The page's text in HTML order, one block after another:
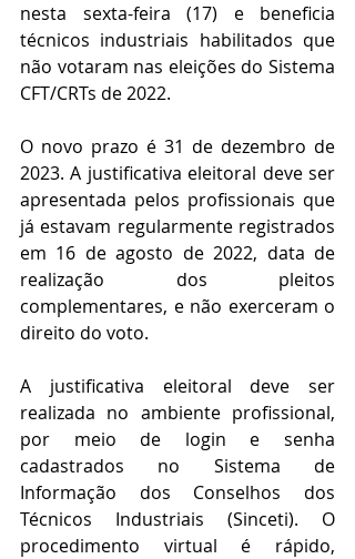
nesta sexta-feira (17) e beneficia
técnicos industriais habilitados que
não votaram nas eleições do Sistema
CFT/CRTs de 2022.
O novo prazo é 31 de dezembro de
2023. A justificativa eleitoral deve ser
apresentada pelos profissionais que
já estavam regularmente registrados
em 16 de agosto de 2022, data de
realização dos pleitos
complementares, e não exerceram o
direito do voto.
A justificativa eleitoral deve ser
realizada no ambiente profissional,
por meio de login e senha
cadastrados no Sistema de
Informação dos Conselhos dos
Técnicos Industriais (Sinceti). O
procedimento virtual é rápido,